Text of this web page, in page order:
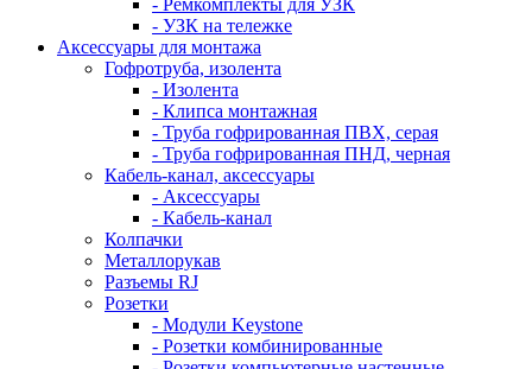
- Ремкомплекты для УЗК
- УЗК на тележке
Аксессуары для монтажа
Гофротруба, изолента
- Изолента
- Клипса монтажная
- Труба гофрированная ПВХ, серая
- Труба гофрированная ПНД, черная
Кабель-канал, аксессуары
- Аксессуары
- Кабель-канал
Колпачки
Металлорукав
Разъемы RJ
Розетки
- Модули Keystone
- Розетки комбинированные